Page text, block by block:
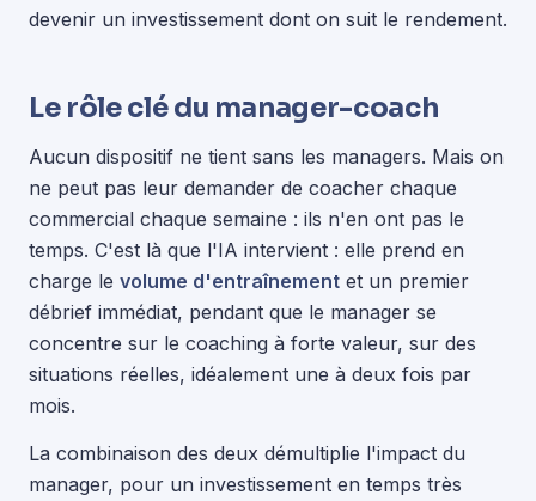
devenir un investissement dont on suit le rendement.
Le rôle clé du manager-coach
Aucun dispositif ne tient sans les managers. Mais on
ne peut pas leur demander de coacher chaque
commercial chaque semaine : ils n'en ont pas le
temps. C'est là que l'IA intervient : elle prend en
charge le volume d'entraînement et un premier
débrief immédiat, pendant que le manager se
concentre sur le coaching à forte valeur, sur des
situations réelles, idéalement une à deux fois par
mois.
La combinaison des deux démultiplie l'impact du
manager, pour un investissement en temps très